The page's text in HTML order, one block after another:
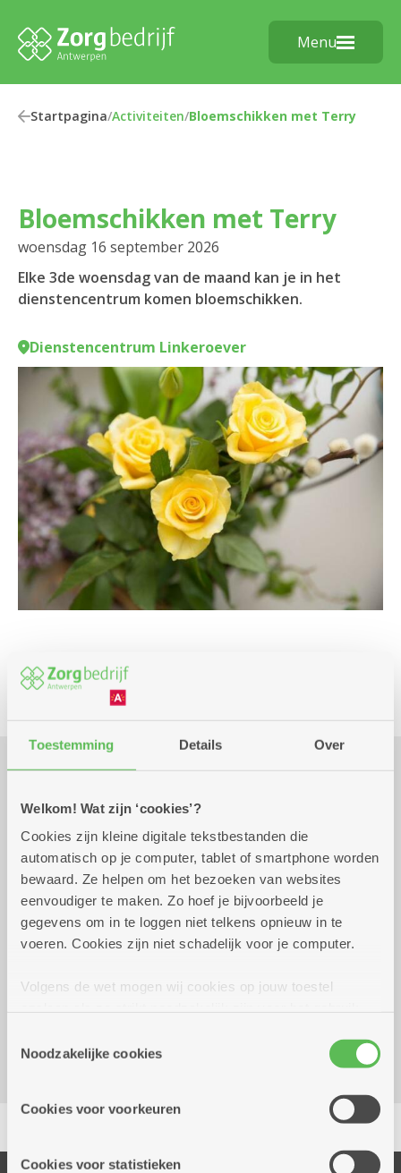
Toestemming Details Over
Welkom! Wat zijn ‘cookies’?
Cookies zijn kleine digitale tekstbestanden die
automatisch op je computer, tablet of smartphone worden
bewaard. Ze helpen om het bezoeken van websites
eenvoudiger te maken. Zo hoef je bijvoorbeeld je
gegevens om in te loggen niet telkens opnieuw in te
voeren. Cookies zijn niet schadelijk voor je computer.
Volgens de wet mogen wij cookies op jouw toestel
cookies hebben we jouw toestemming nodig. Sommige
cookies worden geplaatst door derde partijen die een
informatie over jouw (geanonimiseerd) gebruik van onze
partners kunnen deze gegevens combineren met andere
Noodzakelijke cookies
Cookies voor voorkeuren
Cookies voor statistieken
Menu
Startpagina/Activiteiten/Bloemschikken met Terry
Bloemschikken met Terry
woensdag 16 september 2026
Elke 3de woensdag van de maand kan je in het
dienstencentrum komen bloemschikken.
Dienstencentrum Linkeroever
Cursus en workshop
Praktisch
woensdag 16 september
2026
14.00 uur tot 16.00
uur
3 euro bij inschrijving, ter plaatse een extra kost
voor het materiaal.
2050 Antwerpen-Linkeroever
Delen